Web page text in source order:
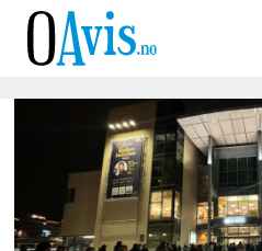
Emne:
falsk
alarm